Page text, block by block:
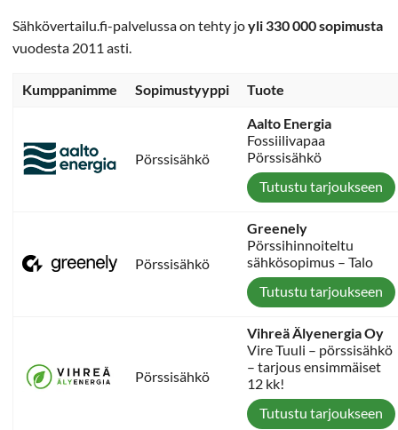
Sähkövertailu.fi-palvelussa on tehty joyli 330 000 sopimusta
vuodesta 2011 asti.
Kumppanimme Sopimustyyppi Tuote
Pörssisähkö
Aalto Energia
Fossiilivapaa
Pörssisähkö
Tutustu tarjoukseen
Pörssisähkö
Greenely
Pörssihinnoiteltu
sähkösopimus – Talo
Tutustu tarjoukseen
Pörssisähkö
Vihreä Älyenergia Oy
Vire Tuuli – pörssisähkö
– tarjous ensimmäiset
12 kk!
Tutustu tarjoukseen